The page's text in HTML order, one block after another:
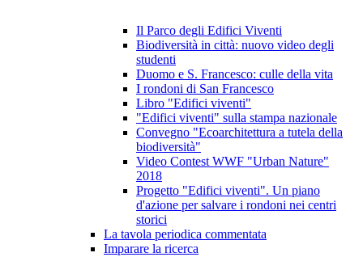
Il Parco degli Edifici Viventi
Biodiversità in città: nuovo video degli
studenti
Duomo e S. Francesco: culle della vita
I rondoni di San Francesco
Libro "Edifici viventi"
"Edifici viventi" sulla stampa nazionale
Convegno "Ecoarchitettura a tutela della
biodiversità"
Video Contest WWF "Urban Nature"
2018
Progetto "Edifici viventi". Un piano
d'azione per salvare i rondoni nei centri
storici
La tavola periodica commentata
Imparare la ricerca